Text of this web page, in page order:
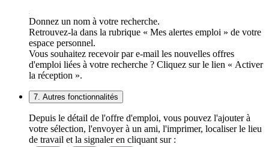
Donnez un nom à votre recherche.
Retrouvez-la dans la rubrique « Mes alertes emploi » de votre
espace personnel.
Vous souhaitez recevoir par e-mail les nouvelles offres
d'emploi liées à votre recherche ? Cliquez sur le lien « Activer
la réception ».
7. Autres fonctionnalités
Depuis le détail de l'offre d'emploi, vous pouvez l'ajouter à
votre sélection, l'envoyer à un ami, l'imprimer, localiser le lieu
de travail et la signaler en cliquant sur :